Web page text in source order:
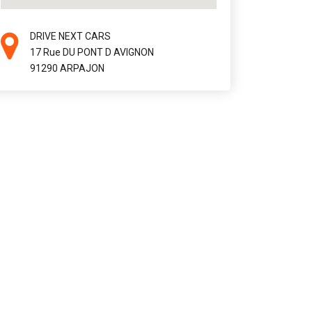
DRIVE NEXT CARS
17 Rue DU PONT D AVIGNON
91290 ARPAJON